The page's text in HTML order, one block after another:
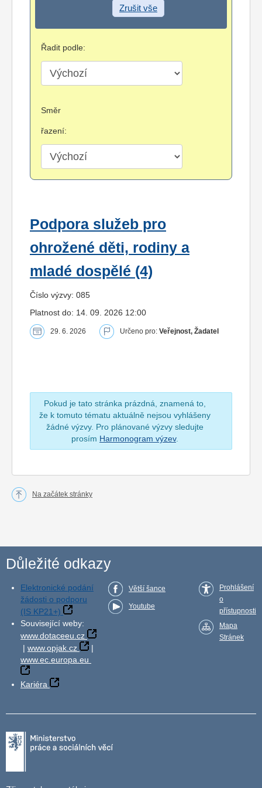
Zrušit vše
Řadit podle:
Směr
řazení:
Podpora služeb pro
ohrožené děti, rodiny a
mladé dospělé (4)
Číslo výzvy: 085
Platnost do: 14. 09. 2026 12:00
29. 6. 2026 Určeno pro: Veřejnost, Žadatel
Pokud je tato stránka prázdná, znamená to,
že k tomuto tématu aktuálně nejsou vyhlášeny
žádné výzvy. Pro plánované výzvy sledujte
prosím Harmonogram výzev.
Na začátek stránky
Důležité odkazy
Elektronické podání
žádosti o podporu
(IS KP21+)
Související weby:
www.dotaceeu.cz
| www.opjak.cz
|
www.ec.europa.eu
Kariéra
Větší šance
Youtube
Prohlášení
o
přístupnosti
Mapa
Stránek